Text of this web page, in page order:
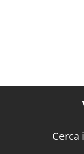
Cerca